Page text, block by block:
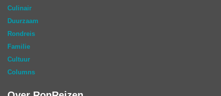
Culinair
Duurzaam
Rondreis
Familie
Cultuur
Columns